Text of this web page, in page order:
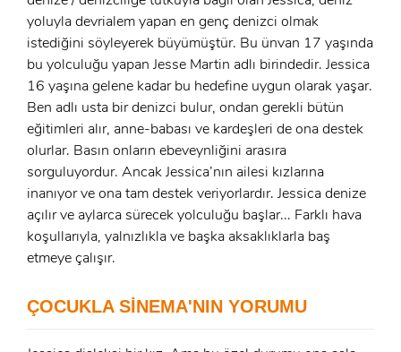
GIRIŞ YAP
x
Ad Soyad:
yoluyla devrialem yapan en genç denizci olmak
istediğini söyleyerek büyümüştür. Bu ünvan 17 yaşında
bu yolculuğu yapan Jesse Martin adlı birindedir. Jessica
16 yaşına gelene kadar bu hedefine uygun olarak yaşar.
Ben adlı usta bir denizci bulur, ondan gerekli bütün
eğitimleri alır, anne-babası ve kardeşleri de ona destek
olurlar. Basın onların ebeveynliğini arasıra
sorguluyordur. Ancak Jessica’nın ailesi kızlarına
inanıyor ve ona tam destek veriyorlardır. Jessica denize
açılır ve aylarca sürecek yolculuğu başlar... Farklı hava
koşullarıyla, yalnızlıkla ve başka aksaklıklarla baş
etmeye çalışır.
ÇOCUKLA SİNEMA'NIN YORUMU